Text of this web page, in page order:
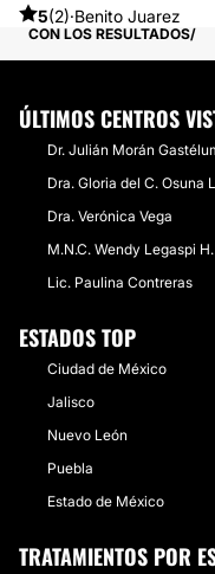
5(2)·Benito Juarez
MI ABDOMINOPLASTIA
CON LOS RESULTADOS
ÚLTIMOS CENTROS
Dr. Julián Morán
Dra. Gloria del C. Osuna
Dra. Verónica Vega
M.N.C. Wendy Legaspi H.
Lic. Paulina Contreras
ESTADOS TOP
Ciudad de México
Jalisco
Nuevo León
Puebla
Estado de México
TRATAMIENTOS POR